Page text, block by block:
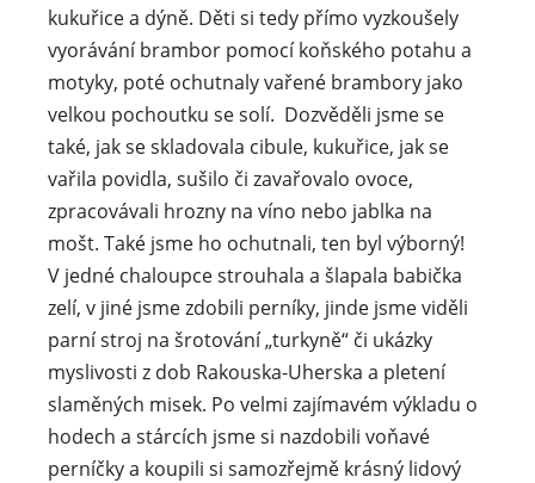
kukuřice a dýně. Děti si tedy přímo vyzkoušely
vyorávání brambor pomocí koňského potahu a
motyky, poté ochutnaly vařené brambory jako
velkou pochoutku se solí. Dozvěděli jsme se
také, jak se skladovala cibule, kukuřice, jak se
vařila povidla, sušilo či zavařovalo ovoce,
zpracovávali hrozny na víno nebo jablka na
mošt. Také jsme ho ochutnali, ten byl výborný!
V jedné chaloupce strouhala a šlapala babička
zelí, v jiné jsme zdobili perníky, jinde jsme viděli
parní stroj na šrotování „turkyně“ či ukázky
myslivosti z dob Rakouska-Uherska a pletení
slaměných misek. Po velmi zajímavém výkladu o
hodech a stárcích jsme si nazdobili voňavé
perníčky a koupili si samozřejmě krásný lidový